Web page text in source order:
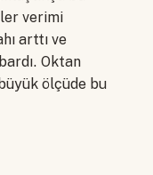
verimi
arttı ve
Oktan
ölçüde bu